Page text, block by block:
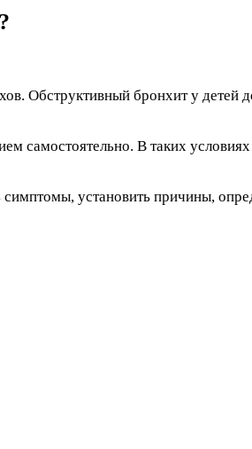
Обструктивный бронхит у детей
самостоятельно. В таких
установить причины,